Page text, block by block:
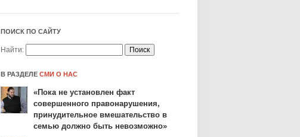
ПОИСК ПО САЙТУ
Найти:
В РАЗДЕЛЕ СМИ О НАС
«Пока не установлен факт
совершенного правонарушения,
принудительное вмешательство в
семью должно быть невозможно»